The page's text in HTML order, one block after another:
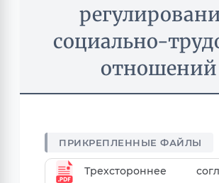
социально-
отношений
Трехстороннее